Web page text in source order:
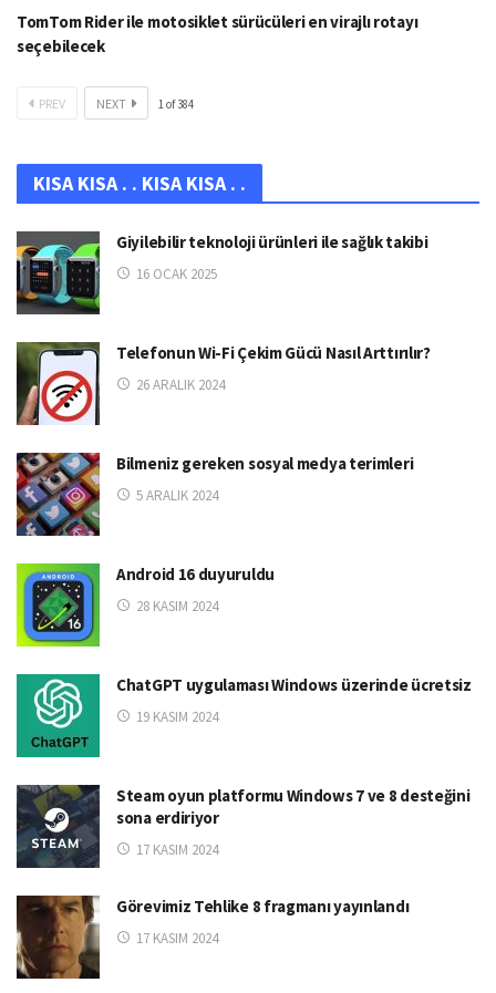
TomTom Rider ile motosiklet sürücüleri en virajlı rotayı
seçebilecek
PREV NEXT 1 of384
KISA KISA . . KISA KISA . .
Giyilebilir teknoloji ürünleri ile sağlık takibi
16 OCAK 2025
Telefonun Wi-Fi Çekim Gücü Nasıl Arttırılır?
26 ARALIK 2024
Bilmeniz gereken sosyal medya terimleri
5 ARALIK 2024
Android 16 duyuruldu
28 KASIM 2024
ChatGPT uygulaması Windows üzerinde ücretsiz
19 KASIM 2024
Steam oyun platformu Windows 7 ve 8 desteğini
sona erdiriyor
17 KASIM 2024
Görevimiz Tehlike 8 fragmanı yayınlandı
17 KASIM 2024